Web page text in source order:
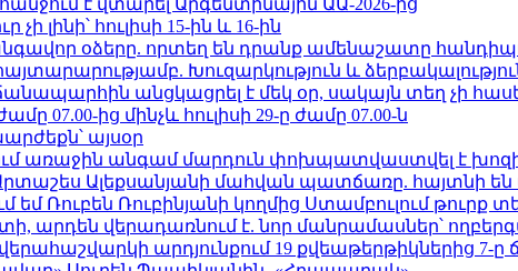
է վտարել Արգենտինային ԱԱ-2026-ից
լինի՝ հուլիսի 15-ին և 16-ին
օձերը. որտեղ են դրանք ամենաշատը
Խուզարկություն և
անցկացրել է մեկ օր, սակայն տեղ չի
07.00-ից մինչև հուլիսի 29-ը ժամը 07.00-ն
այսօր
առաջին անգամ մարդուն փոխպատվաստվել է
Ալեքսանյանի մահվան պատճառը. հայտնի
Ռուբեն Ռուբինյանի կողմից Ստամբուլում թուրք
արդեն վերադառնում է. նոր մանրամասներ՝
արդյունքում 19 քվեաթերթիկներից 7-ը